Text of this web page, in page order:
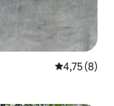
4,75 (8)